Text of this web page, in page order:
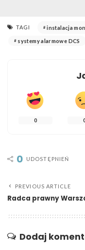
TAGI instalacja
systemy alarmowe DCS
0
0 UDOSTĘPNIEŃ
PREVIOUS ARTICLE
Radca prawny
Dodaj